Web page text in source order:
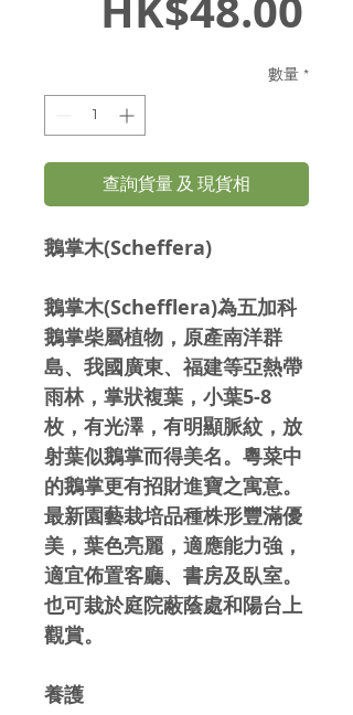
格
數量 *
查詢貨量 及 現貨相
鵝掌木(Scheffera)
鵝掌木(Schefflera)為五加科
鵝掌柴屬植物，原產南洋群
島、我國廣東、福建等亞熱帶
雨林，掌狀複葉，小葉5-8
枚，有光澤，有明顯脈紋，放
射葉似鵝掌而得美名。粵菜中
的鵝掌更有招財進寶之寓意。
最新園藝栽培品種株形豐滿優
美，葉色亮麗，適應能力強，
適宜佈置客廳、書房及臥室。
也可栽於庭院蔽蔭處和陽台上
觀賞。
養護